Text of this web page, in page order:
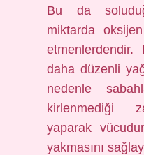
Bu da
miktarda
daha düzenli
nedenle
kirlenmediği
yaparak
yakmasını